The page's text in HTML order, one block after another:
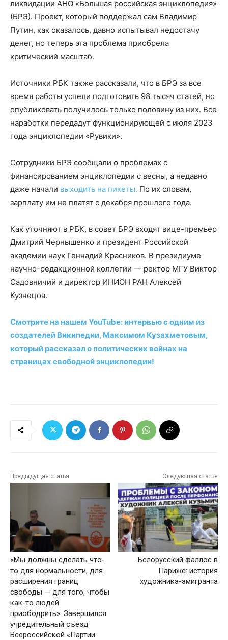
ликвидации АНО «Большая российская энциклопедия»
(БРЭ). Проект, который поддержал сам Владимир
Путин, как оказалось, давно испытывал недостачу
денег, но теперь эта проблема приобрела
критический масштаб.
Источники РБК также рассказали, что в БРЭ за все
время работы успели подготовить 98 тысяч статей, но
опубликовать получилось только половину из них. Все
наработки передадут функционирующей с июля 2023
года энциклопедии «Рувики».
Сотрудники БРЭ сообщали о проблемах с
финансированием энциклопедии с весны, а недавно
даже начали выходить на пикеты. По их словам,
зарплату им не платят с декабря прошлого года.
Как уточняют в РБК, в совет БРЭ входят вице-премьер
Дмитрий Чернышенко и президент Российской
академии наук Геннадий Красников. В президиуме
научно-редакционной коллегии — ректор МГУ Виктор
Садовничий и директор ИНИОН РАН Алексей
Кузнецов.
Смотрите на нашем YouTube: интервью с одним из
создателей Википедии, Максимом Кузахметовым,
который рассказал о политических войнах на
страницах свободной энциклопедии!
Предыдущая статья
«Мы должны сделать что-
то для нормальности, для
расширения границ
свободы — для того, чтобы
как-то людей
приободрить». Завершился
учредительный съезд
Всероссийской «Партии
Следующая статья
Белорусский фаллос в
Париже: история
художника-эмигранта